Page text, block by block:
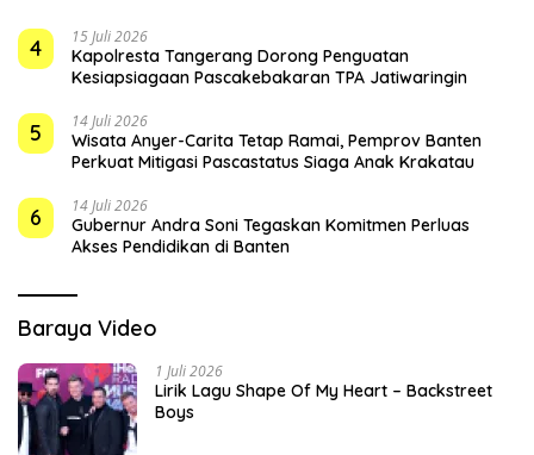
4 15 Juli 2026
Kapolresta Tangerang Dorong Penguatan
Kesiapsiagaan Pascakebakaran TPA Jatiwaringin
5 14 Juli 2026
Wisata Anyer-Carita Tetap Ramai, Pemprov Banten
Perkuat Mitigasi Pascastatus Siaga Anak Krakatau
6 14 Juli 2026
Gubernur Andra Soni Tegaskan Komitmen Perluas
Akses Pendidikan di Banten
Baraya Video
1 Juli 2026
Lirik Lagu Shape Of My Heart – Backstreet
Boys